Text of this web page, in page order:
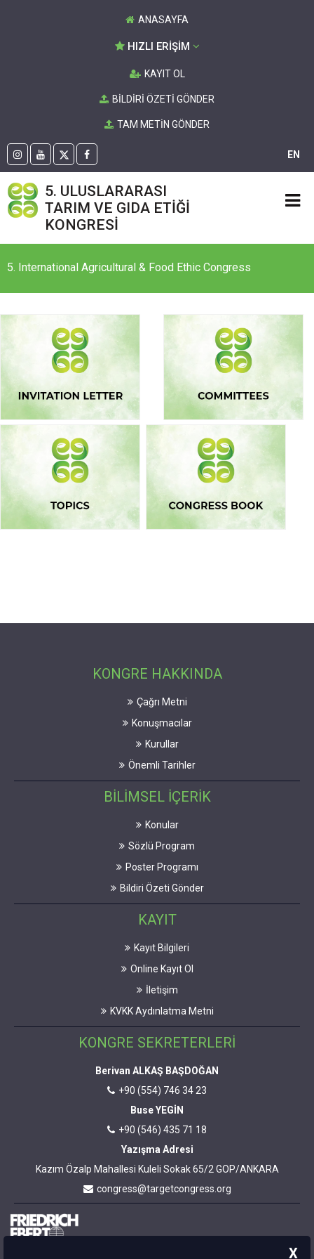
X
ANASAYFA
HIZLI ERİŞİM
KAYIT OL
BİLDİRİ ÖZETİ GÖNDER
TAM METİN GÖNDER
EN
5. ULUSLARARASI
TARIM VE GIDA ETİĞİ
KONGRESİ
5. International Agricultural & Food Ethic Congress
KONGRE HAKKINDA
Çağrı Metni
Konuşmacılar
Kurullar
Önemli Tarihler
BİLİMSEL İÇERİK
Konular
Sözlü Program
Poster Programı
Bildiri Özeti Gönder
KAYIT
Kayıt Bilgileri
Online Kayıt Ol
İletişim
KVKK Aydınlatma Metni
KONGRE SEKRETERLERİ
Berivan ALKAŞ BAŞDOĞAN
+90 (554) 746 34 23
Buse YEGİN
+90 (546) 435 71 18
Yazışma Adresi
Kazım Özalp Mahallesi Kuleli Sokak 65/2 GOP/ANKARA
congress@targetcongress.org